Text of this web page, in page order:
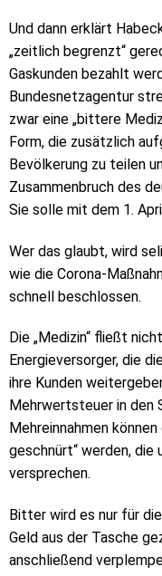
Und dann erklärt
„zeitlich begrenzt“
Gaskunden bezahlt
Bundesnetzagentur
zwar eine „bittere
Form, die zusätzlich
Bevölkerung zu teilen
Zusammenbruch des
Sie solle mit dem 1.
Wer das glaubt, wird
wie die Corona-
schnell beschlossen.
Die „Medizin“ fließt
Energieversorger, die
ihre Kunden
Mehrwertsteuer in den
Mehreinnahmen
geschnürt“ werden,
versprechen.
Bitter wird es nur für
Geld aus der Tasche
anschließend